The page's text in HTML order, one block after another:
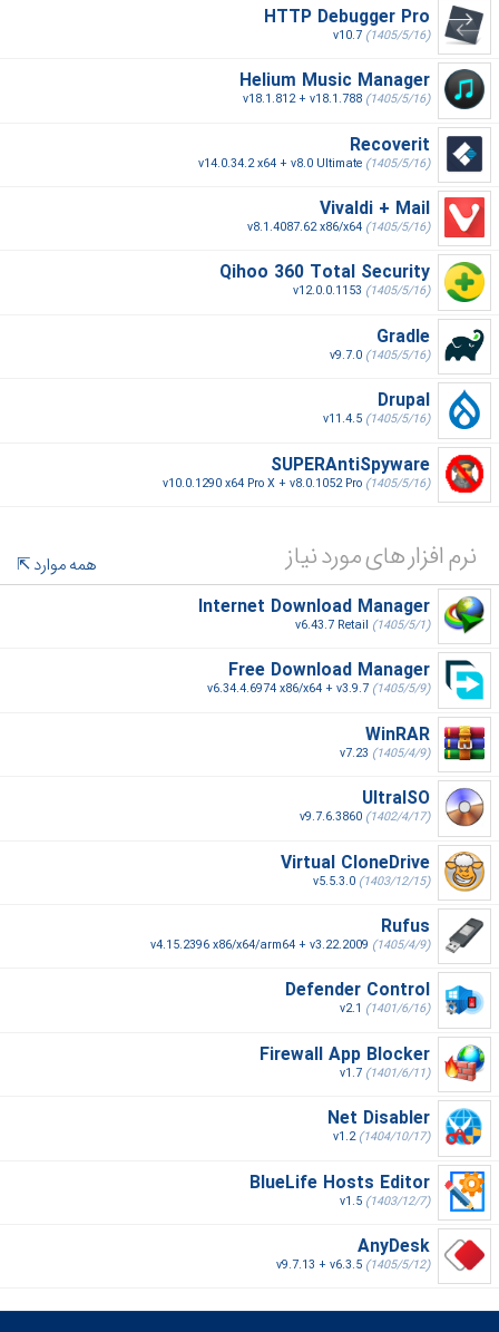
HTTP Debugger Pro
v10.7 (1405/5/16)
Helium Music Manager
v18.1.812 + v18.1.788 (1405/5/16)
Recoverit
v14.0.34.2 x64 + v8.0 Ultimate (1405/5/16)
Vivaldi + Mail
v8.1.4087.62 x86/x64 (1405/5/16)
Qihoo 360 Total Security
v12.0.0.1153 (1405/5/16)
Gradle
v9.7.0 (1405/5/16)
Drupal
v11.4.5 (1405/5/16)
SUPERAntiSpyware
v10.0.1290 x64 Pro X + v8.0.1052 Pro (1405/5/16)
نرم افزار های مورد نیاز
همه موارد
Internet Download Manager
v6.43.7 Retail (1405/5/1)
Free Download Manager
v6.34.4.6974 x86/x64 + v3.9.7 (1405/5/9)
WinRAR
v7.23 (1405/4/9)
UltraISO
v9.7.6.3860 (1402/4/17)
Virtual CloneDrive
v5.5.3.0 (1403/12/15)
Rufus
v4.15.2396 x86/x64/arm64 + v3.22.2009 (1405/4/9)
Defender Control
v2.1 (1401/6/16)
Firewall App Blocker
v1.7 (1401/6/11)
Net Disabler
v1.2(1404/10/17)
BlueLife Hosts Editor
v1.5 (1403/12/7)
AnyDesk
v9.7.13 + v6.3.5 (1405/5/12)